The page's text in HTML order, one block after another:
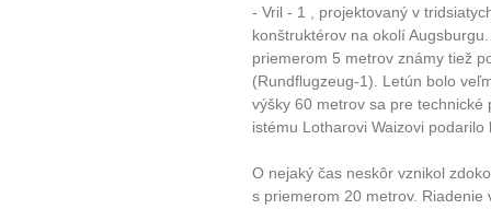
- Vril - 1 , projektovaný v
konštruktérov na okolí
priemerom 5 metrov známy tiež
(Rundflugzeug-1). Letún bolo
výšky 60 metrov sa pre
istému Lotharovi Waizovi
O nejaký čas neskôr vznikol
s priemerom 20 metrov.